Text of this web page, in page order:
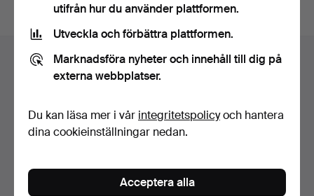
Sidfotsnavigation
Hjälp och kontakt
Kontakta support
Betalningsalternativ
Vi skickar med
Auctionet
utifrån hur du använder plattformen.
Utveckla och förbättra plattformen.
Marknadsföra nyheter och innehåll till dig på
externa webbplatser.
Du kan läsa mer i vår integritetspolicyoch hantera
dina cookieinställningar nedan.
Acceptera alla